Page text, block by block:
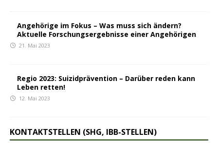
Angehörige im Fokus – Was muss sich ändern?
Aktuelle Forschungsergebnisse einer Angehörigen
21. Mai 2023
Regio 2023: Suizidprävention – Darüber reden kann
Leben retten!
12. Mai 2023
KONTAKTSTELLEN (SHG, IBB-STELLEN)